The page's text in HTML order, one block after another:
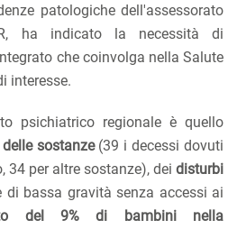
patologiche dell'assessorato
ha indicato la necessità di
che coinvolga nella Salute
interesse.
psichiatrico regionale è quello
sostanze(39 i decessi dovuti
34 per altre sostanze), dei disturbi
di bassa gravità senza accessi ai
del 9% di bambini nella